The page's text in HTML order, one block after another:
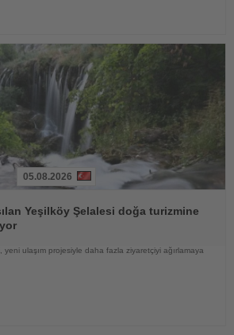
05.08.2026
Yeşilköy Şelalesi doğa turizmine
yeni ulaşım projesiyle daha fazla ziyaretçiyi ağırlamaya